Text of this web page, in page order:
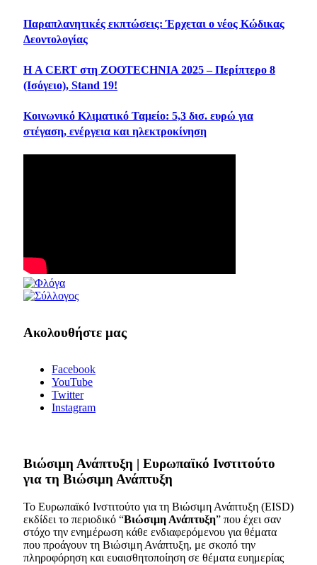
Παραπλανητικές εκπτώσεις: Έρχεται ο νέος Κώδικας
Δεοντολογίας
Η A CERT στη ZOOTECHNIA 2025 – Περίπτερο 8
(Ισόγειο), Stand 19!
Κοινωνικό Κλιματικό Ταμείο: 5,3 δισ. ευρώ για
στέγαση, ενέργεια και ηλεκτροκίνηση
Ακολουθήστε μας
Facebook
YouTube
Twitter
Instagram
Bιώσιμη Ανάπτυξη | Ευρωπαϊκό Ινστιτούτο
για τη Βιώσιμη Ανάπτυξη
Το Ευρωπαϊκό Ινστιτούτο για τη Βιώσιμη Ανάπτυξη (EISD)
εκδίδει το περιοδικό “Βιώσιμη Ανάπτυξη” που έχει σαν
στόχο την ενημέρωση κάθε ενδιαφερόμενου για θέματα
που προάγουν τη Βιώσιμη Ανάπτυξη, με σκοπό την
πληροφόρηση και ευαισθητοποίηση σε θέματα ευημερίας